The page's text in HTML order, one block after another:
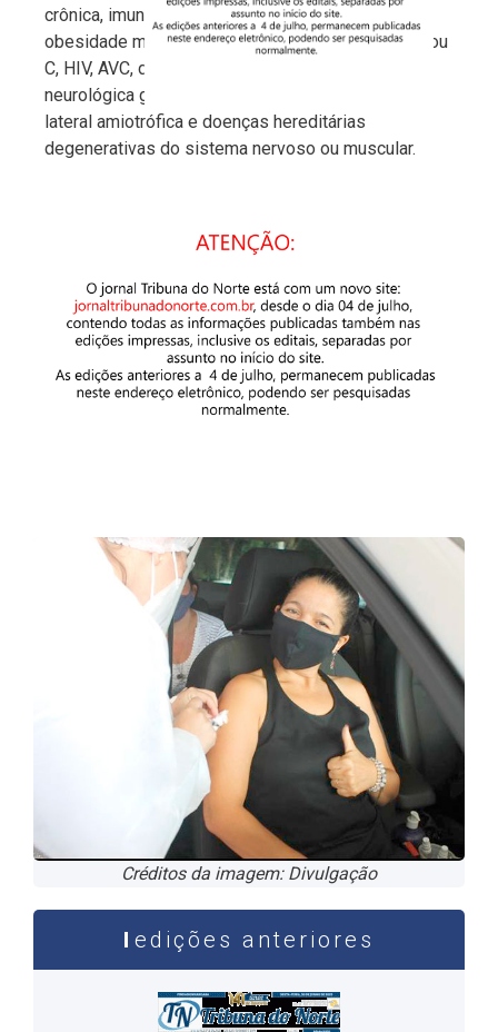
crônica, imunossuprimidos, anemia falciforme,
obesidade mórbida, cirrose hepática/cirrose A, B ou
C, HIV, AVC, doenças neurológicas, deficiência
neurológica grave, esclerose múltipla, esclerose
lateral amiotrófica e doenças hereditárias
degenerativas do sistema nervoso ou muscular.
Créditos da imagem: Divulgação
edições anteriores